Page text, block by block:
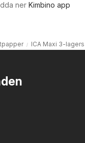
ner Kimbino app
ICA Maxi 3-